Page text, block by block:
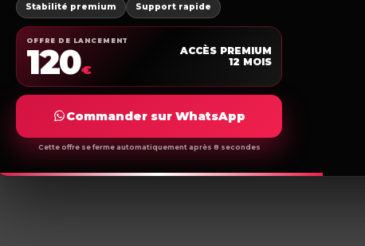
Politique De Remboursement
Stabilité premium Support rapide
OFFRE DE LANCEMENT
120€
ACCÈS PREMIUM
12 MOIS
Commander sur WhatsApp
Cette offre se ferme automatiquement après 8 secondes